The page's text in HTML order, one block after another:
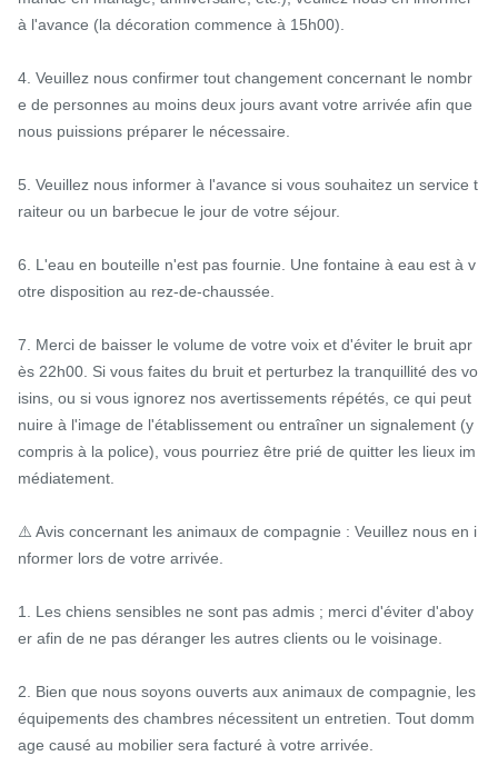
à l'avance (la décoration commence à 15h00).
4. Veuillez nous confirmer tout changement concernant le nombr
e de personnes au moins deux jours avant votre arrivée afin que
nous puissions préparer le nécessaire.
5. Veuillez nous informer à l'avance si vous souhaitez un service t
raiteur ou un barbecue le jour de votre séjour.
6. L'eau en bouteille n'est pas fournie. Une fontaine à eau est à v
otre disposition au rez-de-chaussée.
7. Merci de baisser le volume de votre voix et d'éviter le bruit apr
ès 22h00. Si vous faites du bruit et perturbez la tranquillité des vo
isins, ou si vous ignorez nos avertissements répétés, ce qui peut
nuire à l'image de l'établissement ou entraîner un signalement (y
compris à la police), vous pourriez être prié de quitter les lieux im
médiatement.
⚠️ Avis concernant les animaux de compagnie : Veuillez nous en i
nformer lors de votre arrivée.
1. Les chiens sensibles ne sont pas admis ; merci d'éviter d'aboy
er afin de ne pas déranger les autres clients ou le voisinage.
2. Bien que nous soyons ouverts aux animaux de compagnie, les
équipements des chambres nécessitent un entretien. Tout domm
age causé au mobilier sera facturé à votre arrivée.